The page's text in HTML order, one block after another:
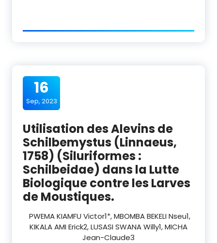
16
Sep, 2023
Utilisation des Alevins de
Schilbemystus (Linnaeus,
1758) (Siluriformes :
Schilbeidae) dans la Lutte
Biologique contre les Larves
de Moustiques.
PWEMA KIAMFU Victor1*, MBOMBA BEKELI Nseu1,
KIKALA AMI Erick2, LUSASI SWANA Willy1, MICHA
Jean-Claude3